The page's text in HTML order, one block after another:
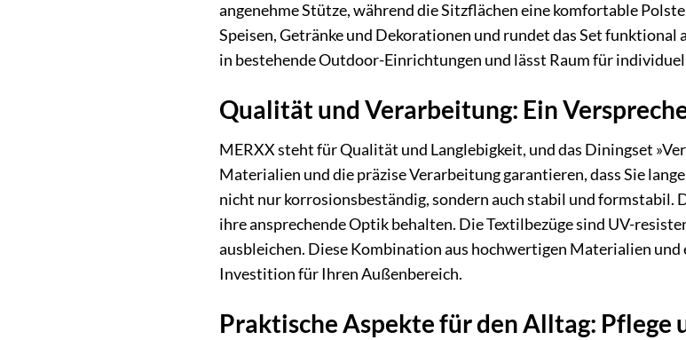
angenehme Stütze, während die Sitzflächen eine komfortable
Speisen, Getränke und Dekorationen und rundet das Set
in bestehende Outdoor-Einrichtungen und lässt Raum für
Qualität und Verarbeitung: Ein
MERXX steht für Qualität und Langlebigkeit, und das Diningset
Materialien und die präzise Verarbeitung garantieren, dass Sie
nicht nur korrosionsbeständig, sondern auch stabil und formstabil.
ihre ansprechende Optik behalten. Die Textilbezüge sind UV-
ausbleichen. Diese Kombination aus hochwertigen Materialien
Investition für Ihren Außenbereich.
Praktische Aspekte für den Alltag: Pflege